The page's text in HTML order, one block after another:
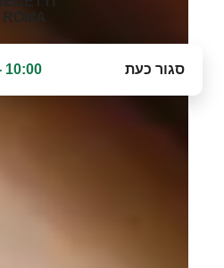
ROMA‬
סגור כעת 10:00 - 19:00